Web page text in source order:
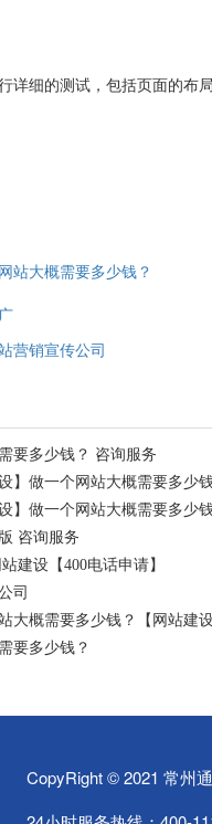
详细的测试，包括页面的布
站大概需要多少钱？
营销宣传公司
要多少钱？ 咨询服务
】做一个网站大概需要多少
】做一个网站大概需要多少
咨询服务
建设【400电话申请】
司
大概需要多少钱？【网站建设
要多少钱？
CopyRight © 2021 常州